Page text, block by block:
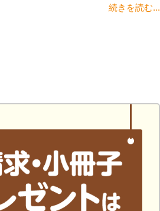
続きを読む...